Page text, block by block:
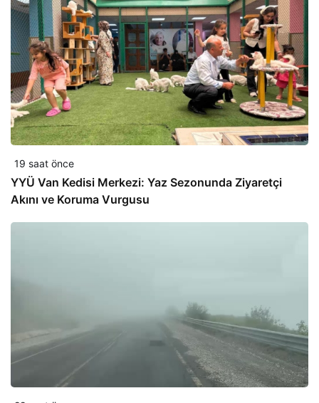
19 saat önce
YYÜ Van Kedisi Merkezi: Yaz Sezonunda Ziyaretçi
Akını ve Koruma Vurgusu